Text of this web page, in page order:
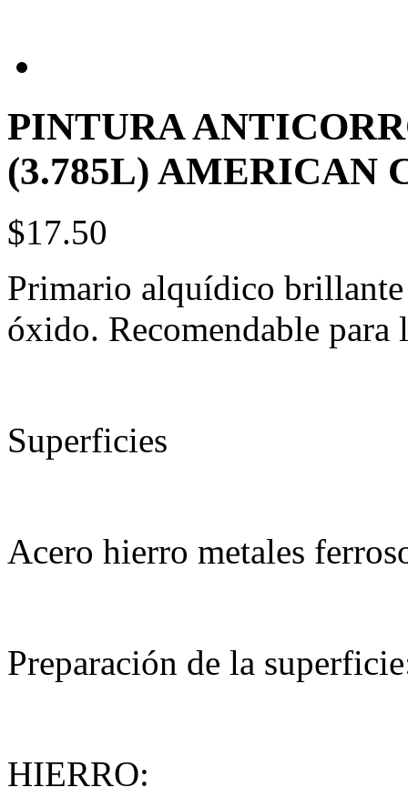
PINTURA
(3.785L) AMERICAN
$17.50
Primario alquídico
óxido. Recomendable para
Superficies
Acero hierro metales
Preparación de la
HIERRO: